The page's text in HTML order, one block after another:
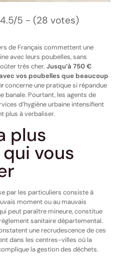
4.5/5 - (28 votes)
de Français commettent une
avec leurs poubelles, sans
très cher. Jusqu’à 750 €
vos poubelles que beaucoup
concerne une pratique si répandue
banale. Pourtant, les agents de
d’hygiène urbaine intensifient
plus à verbaliser.
plus
vous
par les particuliers consiste à
moment ou au mauvais
peut paraître mineure, constitue
sanitaire départemental.
une recrudescence de ces
dans les centres-villes où la
la gestion des déchets.